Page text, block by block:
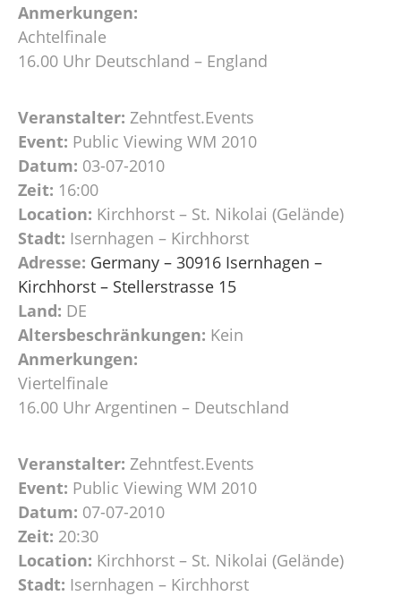
Anmerkungen:
Achtelfinale
16.00 Uhr Deutschland – England
Veranstalter: Zehntfest.Events
Event: Public Viewing WM 2010
Datum: 03-07-2010
Zeit: 16:00
Location: Kirchhorst – St. Nikolai (Gelände)
Stadt: Isernhagen – Kirchhorst
Adresse: Germany – 30916 Isernhagen –
Kirchhorst – Stellerstrasse 15
Land: DE
Altersbeschränkungen: Kein
Anmerkungen:
Viertelfinale
16.00 Uhr Argentinen – Deutschland
Veranstalter: Zehntfest.Events
Event: Public Viewing WM 2010
Datum: 07-07-2010
Zeit: 20:30
Location: Kirchhorst – St. Nikolai (Gelände)
Stadt: Isernhagen – Kirchhorst